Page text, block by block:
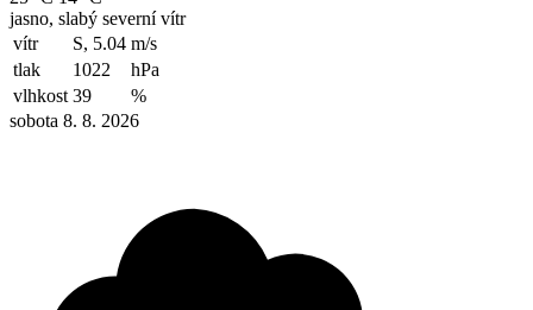
jasno, slabý severní vítr
vítr
S, 5.04 m/s
tlak
1022
hPa
vlhkost 39
%
sobota 8. 8. 2026